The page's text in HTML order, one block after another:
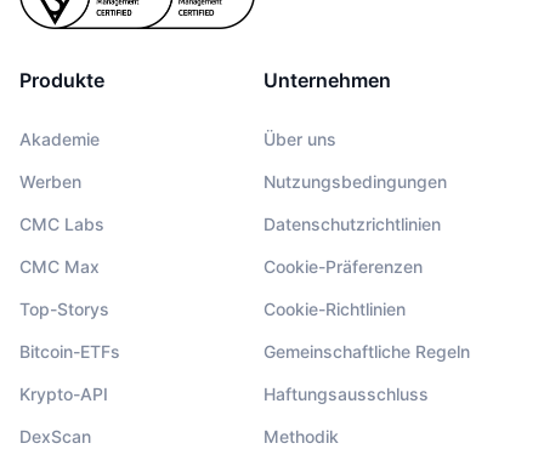
Produkte
Akademie
Werben
CMC Labs
CMC Max
Top-Storys
Bitcoin-ETFs
Krypto-API
DexScan
Unternehmen
Über uns
Nutzungsbedingungen
Datenschutzrichtlinien
Cookie-Präferenzen
Cookie-Richtlinien
Gemeinschaftliche Regeln
Haftungsausschluss
Methodik